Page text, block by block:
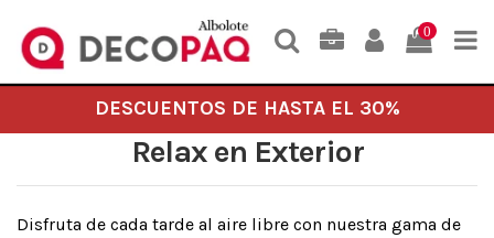
0
DESCUENTOS DE HASTA EL 30%
Relax en Exterior
Disfruta de cada tarde al aire libre con nuestra gama de